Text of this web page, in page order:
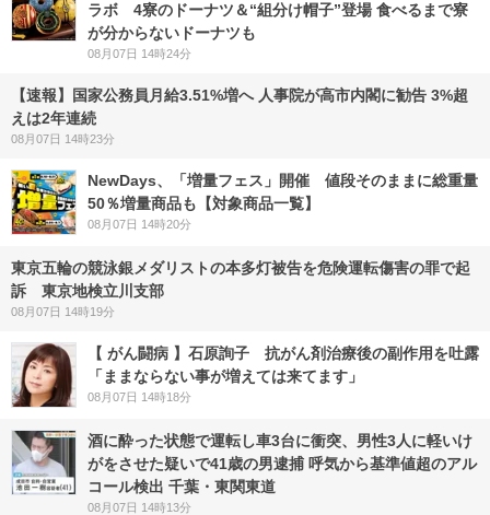
ラボ 4寮のドーナツ＆“組分け帽子”登場 食べるまで寮
が分からないドーナツも
08月07日 14時24分
【速報】国家公務員月給3.51%増へ 人事院が高市内閣に勧告 3%超
えは2年連続
08月07日 14時23分
NewDays、「増量フェス」開催 値段そのままに総重量
50％増量商品も【対象商品一覧】
08月07日 14時20分
東京五輪の競泳銀メダリストの本多灯被告を危険運転傷害の罪で起
訴 東京地検立川支部
08月07日 14時19分
【 がん闘病 】石原詢子 抗がん剤治療後の副作用を吐露
「ままならない事が増えては来てます」
08月07日 14時18分
酒に酔った状態で運転し車3台に衝突、男性3人に軽いけ
がをさせた疑いで41歳の男逮捕 呼気から基準値超のアル
コール検出 千葉・東関東道
08月07日 14時13分